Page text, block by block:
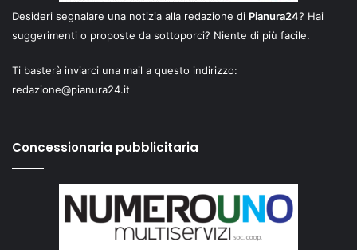
Desideri segnalare una notizia alla redazione di Pianura24? Hai
suggerimenti o proposte da sottoporci? Niente di più facile.
Ti basterà inviarci una mail a questo indirizzo:
redazione@pianura24.it
Concessionaria pubblicitaria